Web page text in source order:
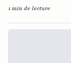
1 min de lecture